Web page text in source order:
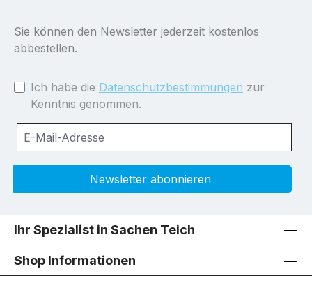
Sie können den Newsletter jederzeit kostenlos
abbestellen.
Ich habe die Datenschutzbestimmungen zur
Kenntnis genommen.
Newsletter abonnieren
Ihr Spezialist in Sachen Teich
Shop Informationen